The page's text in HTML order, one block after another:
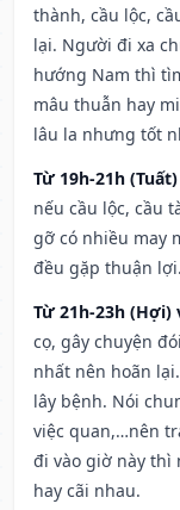
thành, cầu lộc,
lại. Người đi xa
hướng Nam thì
mâu thuẫn hay
lâu la nhưng tốt
Từ 19h-21h
nếu cầu lộc, cầu
gỡ có nhiều may
đều gặp thuận lợi.
Từ 21h-23h (Hợi)
cọ, gây chuyện
nhất nên hoãn
lây bệnh. Nói
việc quan,…nên
đi vào giờ này thì
hay cãi nhau.